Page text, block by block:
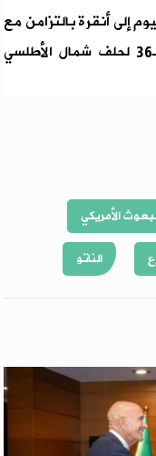
إلى أنقرة بالتزامن مع
تواصل أعمال اليوم الثاني من القمة الـ36 لحلف شمال الأطلسي
الأمريكي
الناتو